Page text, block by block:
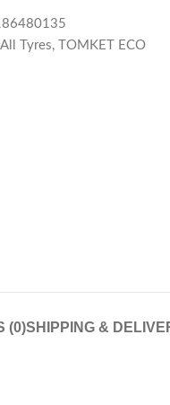
All Tyres, TOMKET ECO
(0)SHIPPING &